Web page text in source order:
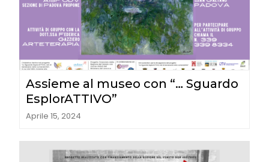
Assieme al museo con “… Sguardo
EsplorATTIVO”
Aprile 15, 2024